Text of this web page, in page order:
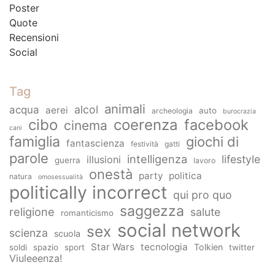
Poster
Quote
Recensioni
Social
Tag
acqua aerei alcol animali archeologia auto burocrazia
cani cibo cinema coerenza facebook
famiglia fantascienza festività gatti
giochi di
parole
guerra illusioni intelligenza lavoro lifestyle
natura omosessualità onestà party politica
politically incorrect qui pro quo
religione romanticismo saggezza salute
scienza
scuola sex social network
soldi spazio sport Star Wars tecnologia Tolkien twitter
Viuleeenza!